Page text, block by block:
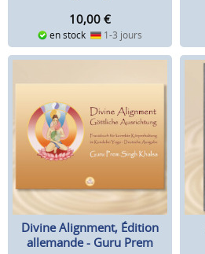
10,00 €
en stock 1-3 jours
Divine Alignment, Édition
allemande - Guru Prem